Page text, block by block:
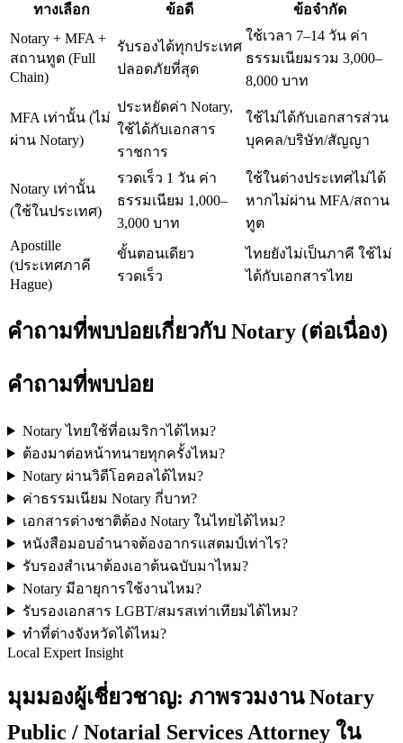
ทางเลือก ข้อดี
ข้อจำกัด
Notary + MFA +
สถานทูต (Full
Chain)
รับรองได้ทุกประเทศ
ปลอดภัยที่สุด
ใช้เวลา 7–14 วัน ค่า
ธรรมเนียมรวม 3,000–
8,000 บาท
MFA เท่านั้น (ไม่
ผ่าน Notary)
ประหยัดค่า Notary,
ใช้ได้กับเอกสาร
ราชการ
ใช้ไม่ได้กับเอกสารส่วน
บุคคล/บริษัท/สัญญา
Notary เท่านั้น
(ใช้ในประเทศ)
รวดเร็ว 1 วัน ค่า
ธรรมเนียม 1,000–
3,000 บาท
ใช้ในต่างประเทศไม่ได้
หากไม่ผ่าน MFA/สถาน
ทูต
Apostille
(ประเทศภาคี
Hague)
ขั้นตอนเดียว
รวดเร็ว
ไทยยังไม่เป็นภาคี ใช้ไม่
ได้กับเอกสารไทย
คำถามที่พบบ่อยเกี่ยวกับ Notary (ต่อเนื่อง)
คำถามที่พบบ่อย
Notary ไทยใช้ที่อเมริกาได้ไหม?
ต้องมาต่อหน้าทนายทุกครั้งไหม?
Notary ผ่านวิดีโอคอลได้ไหม?
ค่าธรรมเนียม Notary กี่บาท?
เอกสารต่างชาติต้อง Notary ในไทยได้ไหม?
หนังสือมอบอำนาจต้องอากรแสตมป์เท่าไร?
รับรองสำเนาต้องเอาต้นฉบับมาไหม?
Notary มีอายุการใช้งานไหม?
รับรองเอกสาร LGBT/สมรสเท่าเทียมได้ไหม?
ทำที่ต่างจังหวัดได้ไหม?
Local Expert Insight
มุมมองผู้เชี่ยวชาญ: ภาพรวมงาน Notary
Public / Notarial Services Attorney ใน